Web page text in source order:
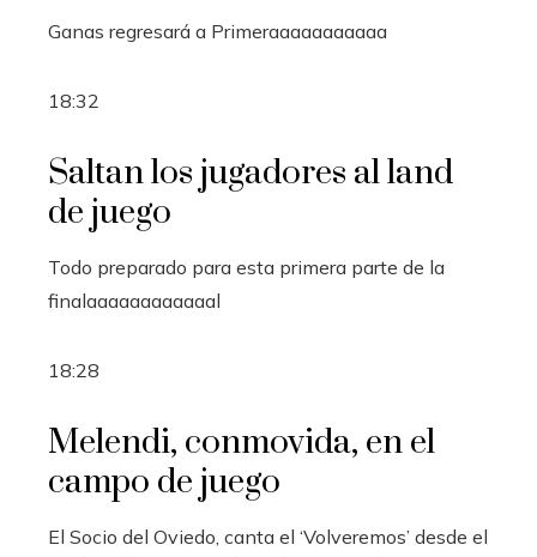
Ganas regresará a Primeraaaaaaaaaaa
18:32
Saltan los jugadores al land
de juego
Todo preparado para esta primera parte de la
finalaaaaaaaaaaaal
18:28
Melendi, conmovida, en el
campo de juego
El Socio del Oviedo, canta el ‘Volveremos’ desde el